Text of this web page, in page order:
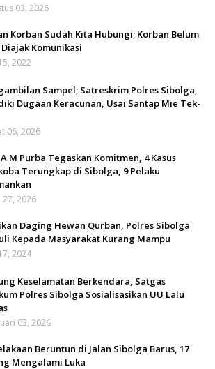
03, 2026
Korban Sudah Kita Hubungi; Korban Belum
Diajak Komunikasi
2022
Sampel; Satreskrim Polres Sibolga,
Dugaan Keracunan, Usai Santap Mie Tek-
06, 2026
A M Purba Tegaskan Komitmen, 4 Kasus
Terungkap di Sibolga, 9 Pelaku
2026
Daging Hewan Qurban, Polres Sibolga
Kepada Masyarakat Kurang Mampu
2024
Keselamatan Berkendara, Satgas
Polres Sibolga Sosialisasikan UU Lalu
03, 2026
Beruntun di Jalan Sibolga Barus, 17
Mengalami Luka